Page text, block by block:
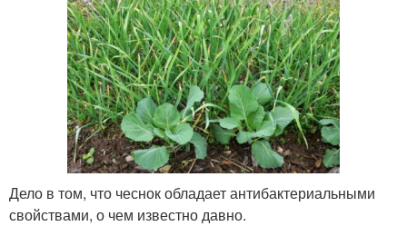
Дело в том, что чеснок обладает антибактериальными
свойствами, о чем известно давно.